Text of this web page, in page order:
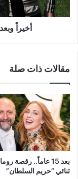
أخيراً
مقالات ذات صلة
بعد 15 عاماً.. رقصة
ثنائي “حريم السلطان”